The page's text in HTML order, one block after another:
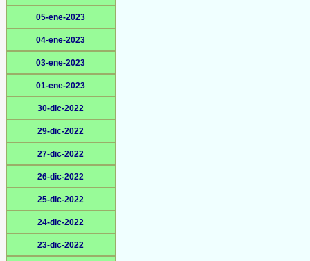
05-ene-2023
04-ene-2023
03-ene-2023
01-ene-2023
30-dic-2022
29-dic-2022
27-dic-2022
26-dic-2022
25-dic-2022
24-dic-2022
23-dic-2022